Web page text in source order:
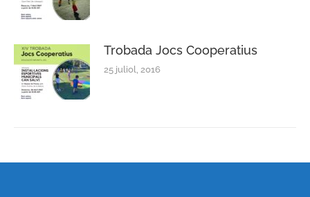
Trobada Jocs Cooperatius
25 juliol, 2016